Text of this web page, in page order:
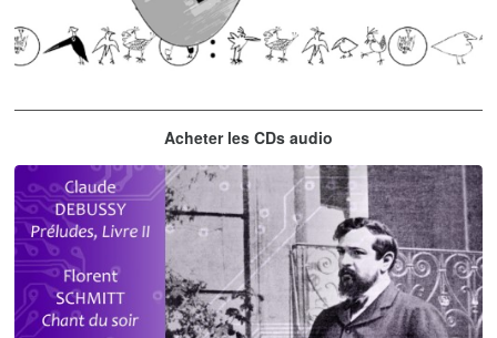
Thelonious MonkAcheter les CDs audio